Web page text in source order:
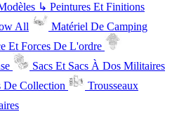
↳ Peintures Et Finitions
All
Matériel De Camping
Et Forces De L'ordre
Sacs Et Sacs À Dos Militaires
De Collection
Trousseaux